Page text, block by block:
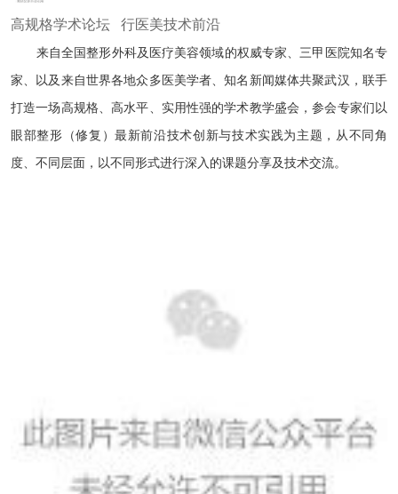
高规格学术论坛 行医美技术前沿
来自全国整形外科及医疗美容领域的权威专家、三甲医院知名专
家、以及来自世界各地众多医美学者、知名新闻媒体共聚武汉，联手
打造一场高规格、高水平、实用性强的学术教学盛会，参会专家们以
眼部整形（修复）最新前沿技术创新与技术实践为主题，从不同角
度、不同层面，以不同形式进行深入的课题分享及技术交流。